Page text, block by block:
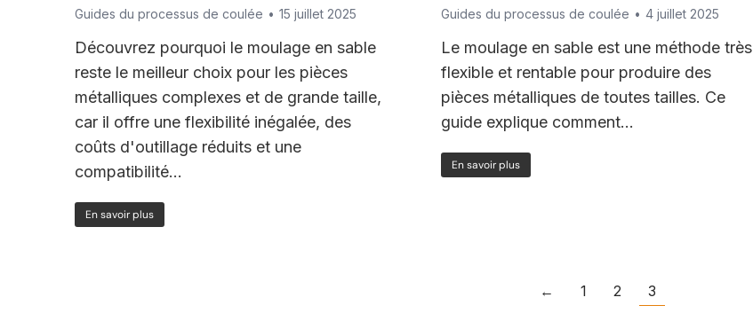
Guides du processus de coulée 15 juillet 2025
Découvrez pourquoi le moulage en sable
reste le meilleur choix pour les pièces
métalliques complexes et de grande taille,
car il offre une flexibilité inégalée, des
coûts d'outillage réduits et une
compatibilité...
En savoir plus
Guides du processus de coulée 4 juillet 2025
Le moulage en sable est une méthode très
flexible et rentable pour produire des
pièces métalliques de toutes tailles. Ce
guide explique comment...
En savoir plus
← 1 2 3